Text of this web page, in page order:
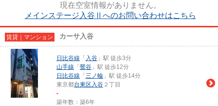
現在空室情報がありません。
メインステージ入谷Ⅱへのお問い合わせはこちら
賃貸｜マンション カーサ入谷
日比谷線 「 入谷 」駅 徒歩3分
山手線 「 鶯谷 」駅 徒歩12分
日比谷線 「 三ノ輪 」駅 徒歩14分
東京都台東区 入谷 ２丁目
-
築年数：築6年